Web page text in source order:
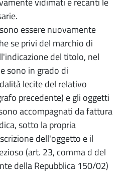
essere nuovamente
se privi del marchio di
del titolo, nel
sono in grado di
lecite del relativo
precedente) e gli oggetti
accompagnati da fattura
sotto la propria
dell'oggetto e il
(art. 23, comma d del
della Repubblica 150/02)